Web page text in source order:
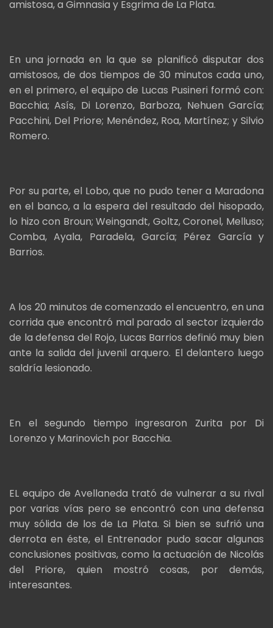
amistosa, a Gimnasia y Esgrima de La Plata.
En una jornada en la que se planificó disputar dos
amistosos, de dos tiempos de 30 minutos cada uno,
en el primero, el equipo de Lucas Pusineri formó con:
Bacchia; Asís, Di Lorenzo, Barboza, Nehuen García;
Pacchini, Del Priore; Menéndez, Roa, Martínez; y Silvio
Romero.
Por su parte, el Lobo, que no pudo tener a Maradona
en el banco, a la espera del resultado del hisopado,
lo hizo con Broun; Weingandt, Goltz, Coronel, Melluso;
Comba, Ayala, Paradela, García; Pérez García y
Barrios.
A los 20 minutos de comenzado el encuentro, en una
corrida que encontró mal parado al sector izquierdo
de la defensa del Rojo, Lucas Barrios definió muy bien
ante la salida del juvenil arquero. El delantero luego
saldría lesionado.
En el segundo tiempo ingresaron Zurita por Di
Lorenzo y Marinovich por Bacchia.
EL equipo de Avellaneda trató de vulnerar a su rival
por varias vías pero se encontró con una defensa
muy sólida de los de La Plata. Si bien se sufrió una
derrota en éste, el Entrenador pudo sacar algunas
conclusiones positivas, como la actuación de Nicolás
del Priore, quien mostró cosas, por demás,
interesantes.